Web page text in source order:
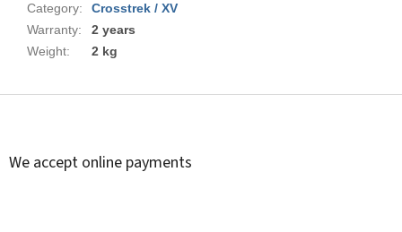
Category:
Crosstrek / XV
Warranty:
2 years
Weight: 2 kg
F
We accept online payments